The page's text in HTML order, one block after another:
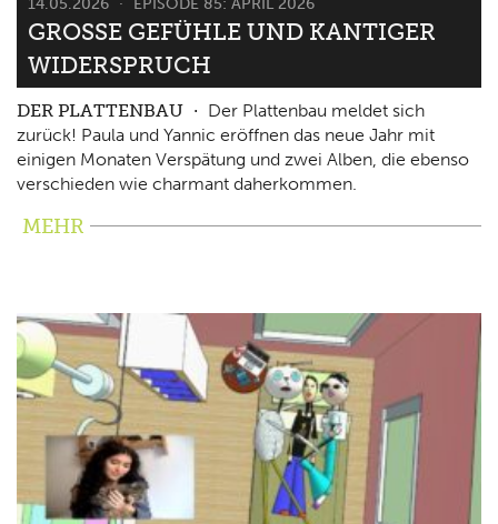
14.05.2026 EPISODE 85: APRIL 2026
GROSSE GEFÜHLE UND KANTIGER W
IDERSPRUCH
DER PLATTENBAU
Der Plattenbau meldet sich
zurück! Paula und Yannic eröffnen das neue Jahr mit
einigen Monaten Verspätung und zwei Alben, die ebenso
verschieden wie charmant daherkommen.
MEHR